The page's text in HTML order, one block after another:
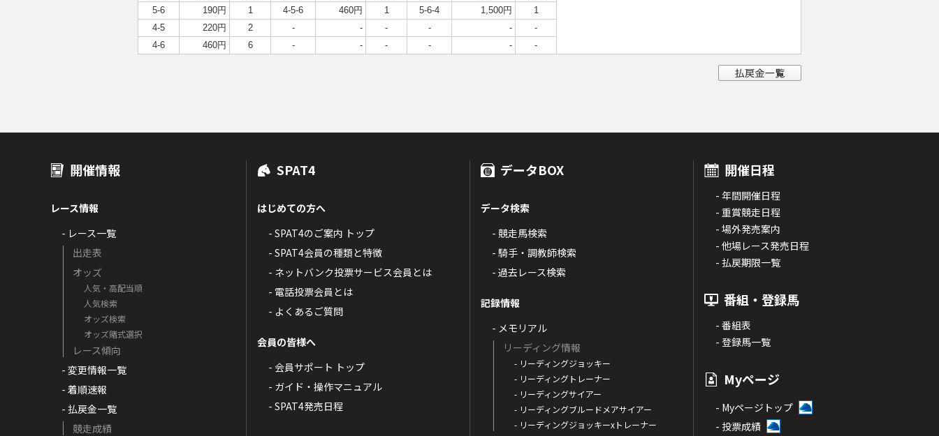
5-6
190円 1 4-5-6 460円 1 5-6-4 1,500円
1
4-5
220円 2 - - - - -
-
4-6
460円 6 - - - - - -
開催情報
レース情報
- レース一覧
出走表
オッズ
人気・高配当順
人気検索
オッズ検索
オッズ賭式選択
レース傾向
- 変更情報一覧
- 着順速報
- 払戻金一覧
競走成績
SPAT4
はじめての方へ
- SPAT4のご案内 トップ
- SPAT4会員の種類と特徴
- ネットバンク投票サービス会員とは
- 電話投票会員とは
- よくあるご質問
会員の皆様へ
- 会員サポート トップ
- ガイド・操作マニュアル
- SPAT4発売日程
データBOX
データ検索
- 競走馬検索
- 騎手・調教師検索
- 過去レース検索
記録情報
- メモリアル
リーディング情報
- リーディングジョッキー
- リーディングトレーナー
- リーディングサイアー
- リーディングブルードメアサイアー
- リーディングジョッキーxトレーナー
開催日程
- 年間開催日程
- 重賞競走日程
- 場外発売案内
- 他場レース発売日程
- 払戻期限一覧
番組・登録馬
- 番組表
- 登録馬一覧
Myページ
- Myページトップ
- 投票成績